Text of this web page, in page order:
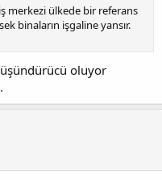
merkezi ülkede bir referans
binaların işgaline yansır.
oluyor